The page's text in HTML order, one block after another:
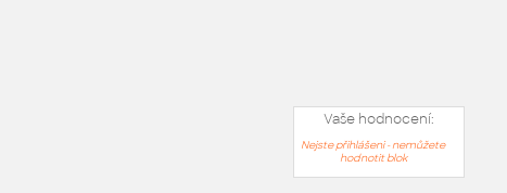
Vaše hodnocení:
Nejste přihlášeni - nemůžete
hodnotit blok